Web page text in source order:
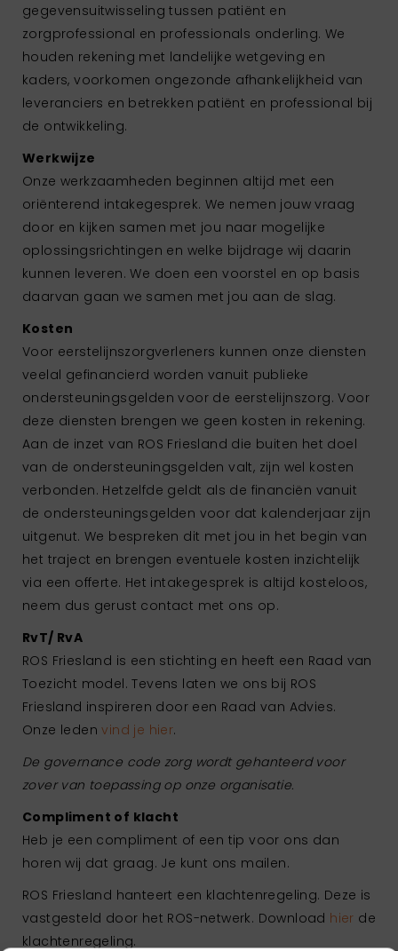
gegevensuitwisseling tussen patiënt en
zorgprofessional en professionals onderling. We
houden rekening met landelijke wetgeving en
kaders, voorkomen ongezonde afhankelijkheid van
leveranciers en betrekken patiënt en professional bij
de ontwikkeling.
Werkwijze
Onze werkzaamheden beginnen altijd met een
oriënterend intakegesprek. We nemen jouw vraag
door en kijken samen met jou naar mogelijke
oplossingsrichtingen en welke bijdrage wij daarin
kunnen leveren. We doen een voorstel en op basis
daarvan gaan we samen met jou aan de slag.
Kosten
Voor eerstelijnszorgverleners kunnen onze diensten
veelal gefinancierd worden vanuit publieke
ondersteuningsgelden voor de eerstelijnszorg. Voor
deze diensten brengen we geen kosten in rekening.
Aan de inzet van ROS Friesland die buiten het doel
van de ondersteuningsgelden valt, zijn wel kosten
verbonden. Hetzelfde geldt als de financiën vanuit
de ondersteuningsgelden voor dat kalenderjaar zijn
uitgenut. We bespreken dit met jou in het begin van
het traject en brengen eventuele kosten inzichtelijk
via een offerte. Het intakegesprek is altijd kosteloos,
neem dus gerust contact met ons op.
RvT/ RvA
ROS Friesland is een stichting en heeft een Raad van
Toezicht model. Tevens laten we ons bij ROS
Friesland inspireren door een Raad van Advies.
Onze ledenvind je hier.
De governance code zorg wordt gehanteerd voor
zover van toepassing op onze organisatie.
Compliment of klacht
Heb je een compliment of een tip voor ons dan
horen wij dat graag. Je kunt ons mailen.
ROS Friesland hanteert een klachtenregeling. Deze is
vastgesteld door het ROS-netwerk. Download hier de
klachtenregeling.